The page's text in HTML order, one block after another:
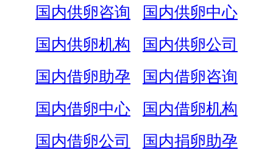
国内供卵咨询
国内供卵中心
国内供卵机构
国内供卵公司
国内借卵助孕
国内借卵咨询
国内借卵中心
国内借卵机构
国内借卵公司
国内捐卵助孕